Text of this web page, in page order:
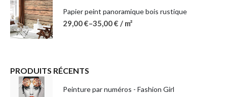
Papier peint panoramique bois rustique
29,00€–35,00€ / m²
PRODUITS RÉCENTS
Peinture par numéros - Fashion Girl